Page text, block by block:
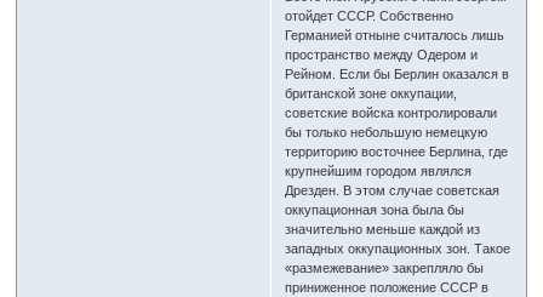
отойдет СССР. Собственно
Германией отныне считалось лишь
пространство между Одером и
Рейном. Если бы Берлин оказался в
британской зоне оккупации,
советские войска контролировали
бы только небольшую немецкую
территорию восточнее Берлина, где
крупнейшим городом являлся
Дрезден. В этом случае советская
оккупационная зона была бы
значительно меньше каждой из
западных оккупационных зон. Такое
«размежевание» закрепляло бы
приниженное положение СССР в